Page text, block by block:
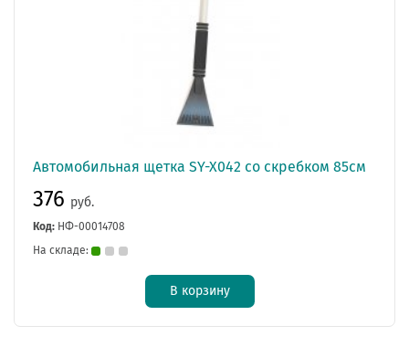
Автомобильная щетка SY-X042 со скребком 85см
376 руб.
Код: НФ-00014708
На складе:
В корзину